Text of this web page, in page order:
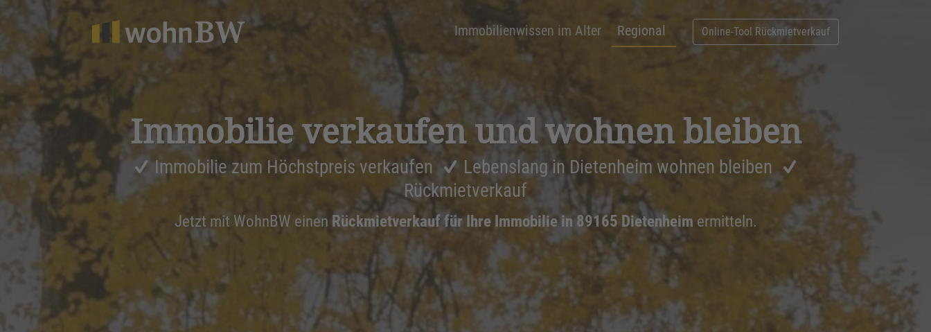
Immobilienwissen im Alter Regional Online-Tool Rückmietverkauf
Immobilie verkaufen und wohnen bleiben
Immobilie zum Höchstpreis verkaufen
Lebenslang in Dietenheim wohnen bleiben
Rückmietverkauf
Jetzt mit WohnBW einen Rückmietverkauf für Ihre Immobilie in 89165 Dietenheim ermitteln.